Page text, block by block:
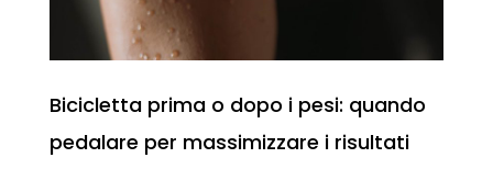
Bicicletta prima o dopo i pesi: quando
pedalare per massimizzare i risultati